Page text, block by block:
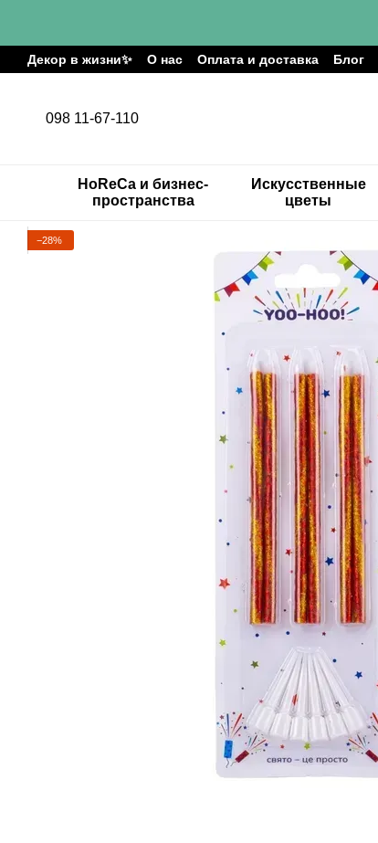
Декор в жизни✨ О нас Оплата и доставка Блог
098 11-67-110
HoReCa и бизнес-
пространства
Искусственные
цветы
−28%